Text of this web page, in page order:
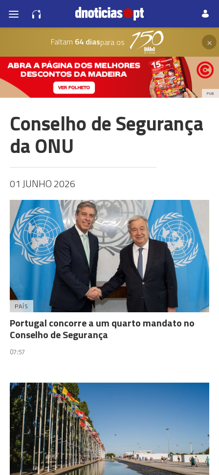
Faltam 64 diaspara os ×
PUB
Conselho de Segurança
da ONU
01 JUNHO 2026
PAÍS
Portugal concorre a um quarto mandato no
Conselho de Segurança
07:57